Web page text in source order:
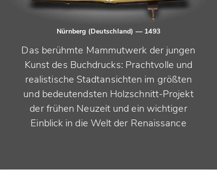
Nürnberg (Deutschland) — 1493
Das berühmte Mammutwerk der jungen
Kunst des Buchdrucks: Prachtvolle und
realistische Stadtansichten im größten
und bedeutendsten Holzschnitt-Projekt
der frühen Neuzeit und ein wichtiger
Einblick in die Welt der Renaissance